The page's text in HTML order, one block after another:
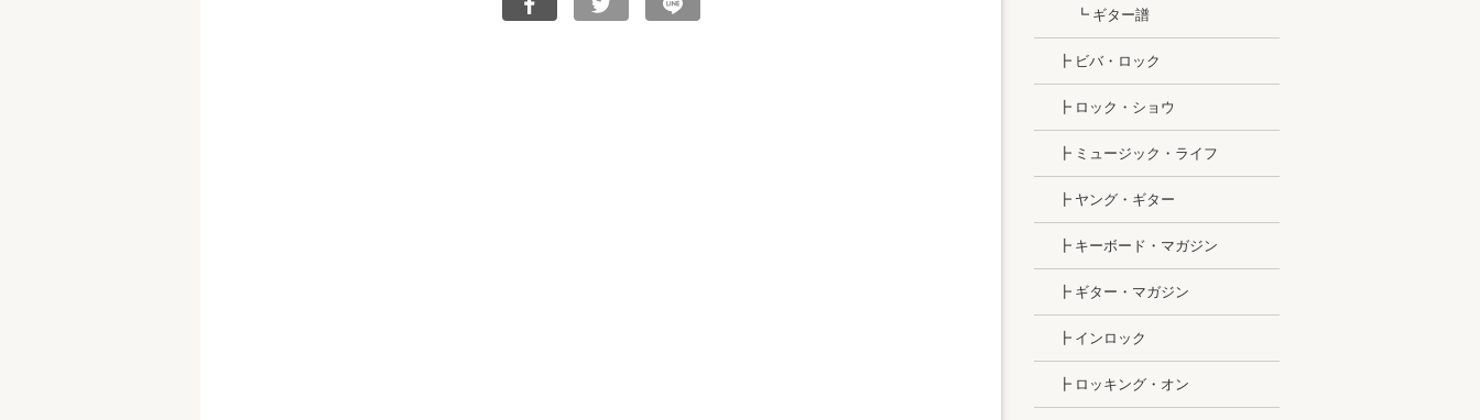
┗ ギター譜
┣ ビバ・ロック
┣ ロック・ショウ
┣ ミュージック・ライフ
┣ ヤング・ギター
┣ キーボード・マガジン
┣ ギター・マガジン
┣ インロック
┣ ロッキング・オン